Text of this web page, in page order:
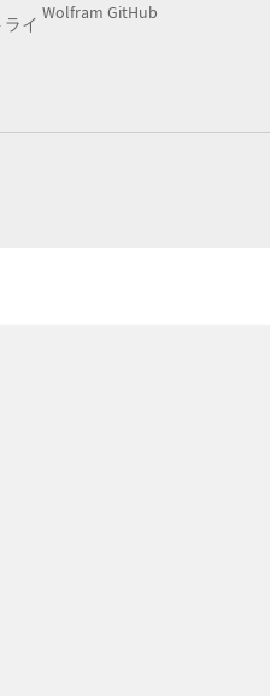
イ
Wolfram GitHub